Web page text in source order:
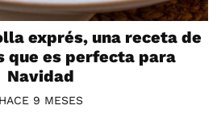
exprés, una receta de
que es perfecta para
Navidad
HACE 9 MESES